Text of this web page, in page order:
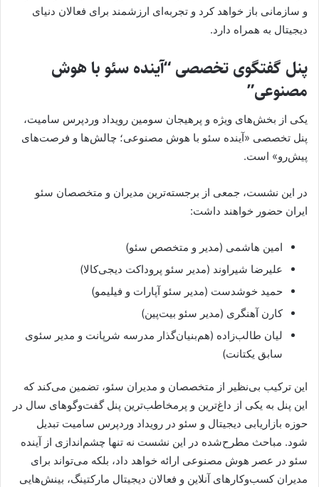
و سازمانی باز خواهد کرد و تجربه‌ای ارزشمند برای فعالان دنیای
دیجیتال به همراه دارد.
پنل گفتگوی تخصصی “آینده سئو با هوش
مصنوعی”
یکی از بخش‌های ویژه و پرهیجان سومین رویداد وردپرس سامیت،
پنل تخصصی «آینده سئو با هوش مصنوعی؛ چالش‌ها و فرصت‌های
پیش‌رو» است.
در این نشست، جمعی از برجسته‌ترین مدیران و متخصصان سئو
ایران حضور خواهند داشت:
امین هاشمی (مدیر و متخصص سئو)
علیرضا شیراوند (مدیر سئو پروداکت دیجی‌کالا)
حمید خوشدست (مدیر سئو آپارات و فیلیمو)
کارن آهنگری (مدیر سئو بیت‌پین)
لیان طالب‌زاده (هم‌بنیان‌گذار مدرسه شرپانت و مدیر سئوی
سابق یکتانت)
این ترکیب بی‌نظیر از متخصصان و مدیران سئو، تضمین می‌کند که
این پنل به یکی از داغ‌ترین و پرمخاطب‌ترین پنل گفت‌وگوهای سال در
حوزه بازاریابی دیجیتال و سئو در رویداد وردپرس سامیت تبدیل
شود. مباحث مطرح‌شده در این نشست نه تنها چشم‌اندازی از آینده
سئو در عصر هوش مصنوعی ارائه خواهد داد، بلکه می‌تواند برای
مدیران کسب‌وکارهای آنلاین و فعالان دیجیتال مارکتینگ، بینش‌هایی